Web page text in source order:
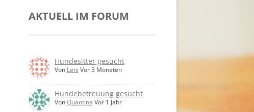
AKTUELL IM FORUM
Hundesitter gesucht
Von Leni Vor 3 Monaten
Hundebetreuung gesucht
VonQuantina Vor 1 Jahr